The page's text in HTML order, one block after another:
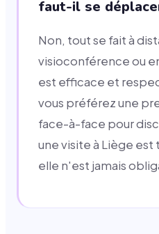
faut-il se
Non, tout se fait à
visioconférence ou
est efficace et
vous préférez une
face-à-face pour
une visite à Liège est
elle n'est jamais